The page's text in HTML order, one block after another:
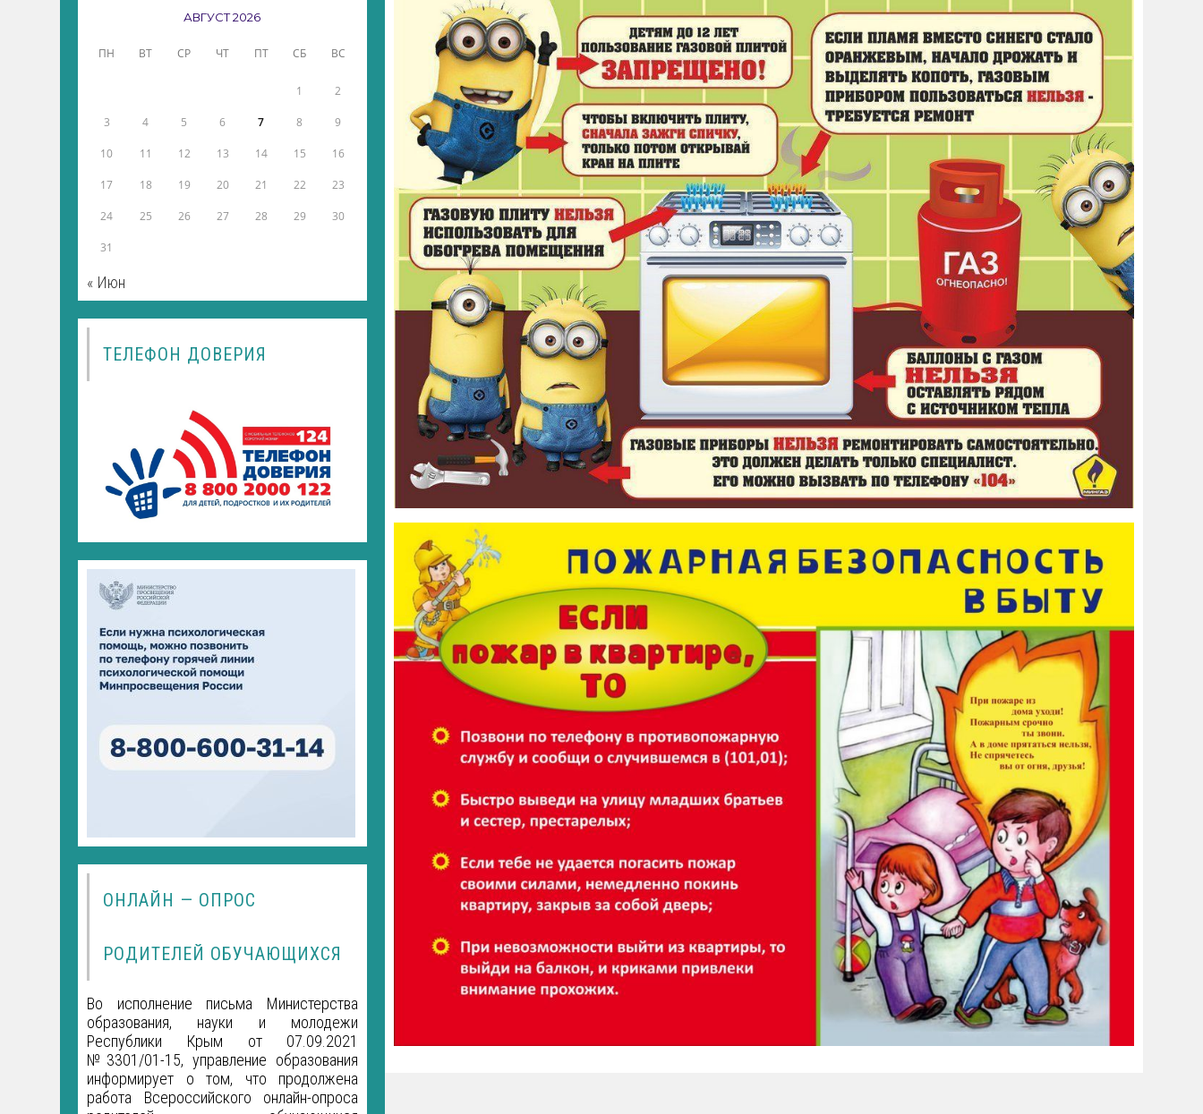
АВГУСТ 2026
ПН ВТ СР ЧТ ПТ СБ ВС
1 2
3 4 5 6 7 8 9
10 11 12 13 14 15 16
17 18 19 20 21 22 23
24 25 26 27 28 29 30
31
« Июн
ТЕЛЕФОН ДОВЕРИЯ
ОНЛАЙН — ОПРОС
РОДИТЕЛЕЙ ОБУЧАЮЩИХСЯ
Во исполнение письма Министерства
образования, науки и молодежи
Республики Крым от 07.09.2021
№3301/01-15, управление образования
информирует о том, что продолжена
работа Всероссийского онлайн-опроса